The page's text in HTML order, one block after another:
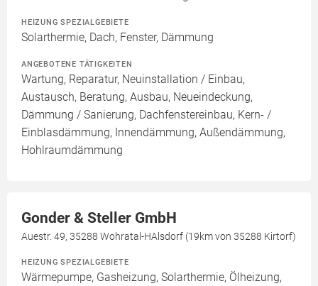
HEIZUNG SPEZIALGEBIETE
Solarthermie, Dach, Fenster, Dämmung
ANGEBOTENE TÄTIGKEITEN
Wartung, Reparatur, Neuinstallation / Einbau,
Austausch, Beratung, Ausbau, Neueindeckung,
Dämmung / Sanierung, Dachfenstereinbau, Kern- /
Einblasdämmung, Innendämmung, Außendämmung,
Hohlraumdämmung
Gonder & Steller GmbH
Auestr. 49, 35288 Wohratal-HAlsdorf (19km von 35288 Kirtorf)
HEIZUNG SPEZIALGEBIETE
Wärmepumpe, Gasheizung, Solarthermie, Ölheizung,